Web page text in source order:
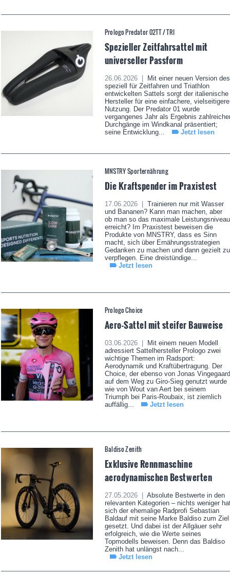
Prologo Predator 02TT / TRI
Spezieller Zeitfahrsattel mit
universeller Passform
26.06.2026 |
Mit einer neuen Version des
speziell für Zeitfahren und Triathlon
entwickelten Sattels sorgt der italienische
Hersteller für eine einfachere, vielseitigere
Nutzung. Der Predator 01 wurde
vergangenes Jahr als Ergebnis
Durchgänge im Windkanal präsentiert;
seine Entwicklung...
Jetzt lesen
MNSTRY Sporternährung
Die Kraftspender im Praxistest
17.06.2026 |
Trainieren nur mit Wasser
und Bananen? Kann man machen, aber
ob man so das maximale Leistungsniveau
erreicht? Im Praxistest beweisen die
Produkte von MNSTRY, dass es Sinn
macht, sich über Ernährungsstrategien
Gedanken zu machen und dann gezielt zu
verpflegen. Eine dreistündige...
Jetzt lesen
Prologo Choice
Aero-Sattel mit steifer Bauweise
03.06.2026 |
Mit einem neuen Modell
adressiert Sattelhersteller Prologo zwei
wichtige Themen im Radsport:
Aerodynamik und Kraftübertragung. Der
Choice, der ebenso von Jonas Vingegaard
auf dem Weg zu Giro-Sieg genutzt wurde
wie von Wout van Aert bei seinem
Triumph bei Paris-Roubaix, ist ziemlich
auffällig...
Jetzt lesen
Baldiso Zenith
Exklusive Rennmaschine
aerodynamischen Bestwerten
27.05.2026 |
Absolute Bestwerte in den
relevanten Kategorien – nichts weniger
sich der ehemalige Radprofi Sebastian
Baldauf mit seine Marke Baldiso zum Ziel
gesetzt. Und dabei ist der Allgäuer sehr
erfolgreich, wie die Werte seines
Topmodells beweisen. Denn das Baldiso
Zenith hat unlängst nach...
Jetzt lesen